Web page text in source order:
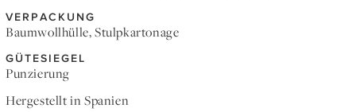
VERPACKUNG
Baumwollhülle, Stulpkartonage
GÜTESIEGEL
Punzierung
Hergestellt in Spanien